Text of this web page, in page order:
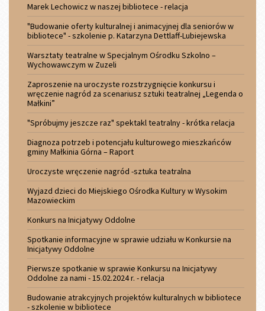
Marek Lechowicz w naszej bibliotece - relacja
"Budowanie oferty kulturalnej i animacyjnej dla seniorów w
bibliotece" - szkolenie p. Katarzyna Dettlaff-Lubiejewska
Warsztaty teatralne w Specjalnym Ośrodku Szkolno –
Wychowawczym w Zuzeli
Zaproszenie na uroczyste rozstrzygnięcie konkursu i
wręczenie nagród za scenariusz sztuki teatralnej „Legenda o
Małkini”
"Spróbujmy jeszcze raz" spektakl teatralny - krótka relacja
Diagnoza potrzeb i potencjału kulturowego mieszkańców
gminy Małkinia Górna – Raport
Uroczyste wręczenie nagród -sztuka teatralna
Wyjazd dzieci do Miejskiego Ośrodka Kultury w Wysokim
Mazowieckim
Konkurs na Inicjatywy Oddolne
Spotkanie informacyjne w sprawie udziału w Konkursie na
Inicjatywy Oddolne
Pierwsze spotkanie w sprawie Konkursu na Inicjatywy
Oddolne za nami - 15.02.2024 r. - relacja
Budowanie atrakcyjnych projektów kulturalnych w bibliotece
- szkolenie w bibliotece